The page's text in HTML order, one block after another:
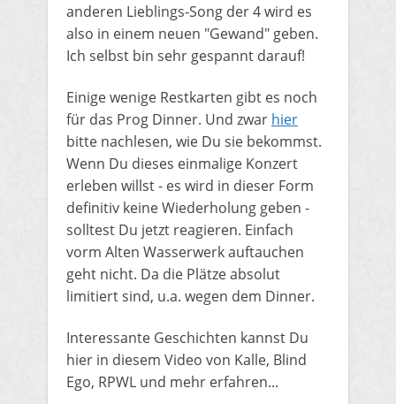
anderen Lieblings-Song der 4 wird es
also in einem neuen "Gewand" geben.
Ich selbst bin sehr gespannt darauf!
Einige wenige Restkarten gibt es noch
für das Prog Dinner. Und zwar hier
bitte nachlesen, wie Du sie bekommst.
Wenn Du dieses einmalige Konzert
erleben willst - es wird in dieser Form
definitiv keine Wiederholung geben -
solltest Du jetzt reagieren. Einfach
vorm Alten Wasserwerk auftauchen
geht nicht. Da die Plätze absolut
limitiert sind, u.a. wegen dem Dinner.
​Interessante Geschichten kannst Du
hier in diesem Video von Kalle, Blind
Ego, RPWL und mehr erfahren...